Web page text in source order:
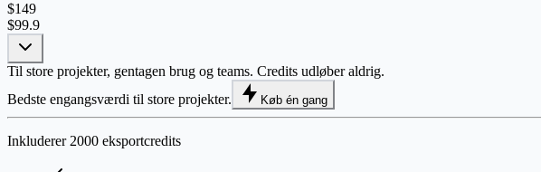
$149
$99.9
Til store projekter, gentagen brug og teams. Credits udløber aldrig.
Bedste engangsværdi til store projekter.
Køb én gang
Inkluderer 2000 eksportcredits